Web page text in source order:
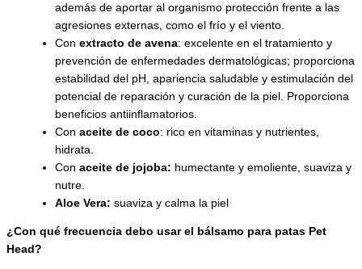
además de aportar al organismo protección frente a las
agresiones externas, como el frío y el viento.
Con extracto de avena: excelente en el tratamiento y
prevención de enfermedades dermatológicas; proporciona
estabilidad del pH, apariencia saludable y estimulación del
potencial de reparación y curación de la piel. Proporciona
beneficios antiinflamatorios.
Con aceite de coco: rico en vitaminas y nutrientes,
hidrata.
Con aceite de jojoba: humectante y emoliente, suaviza y
nutre.
Aloe Vera: suaviza y calma la piel
¿Con qué frecuencia debo usar el bálsamo para patas Pet
Head?